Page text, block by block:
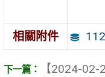
相關附件
【2024-02-